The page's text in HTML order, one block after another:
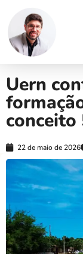
Uern
conceito
22 de maio de 2026